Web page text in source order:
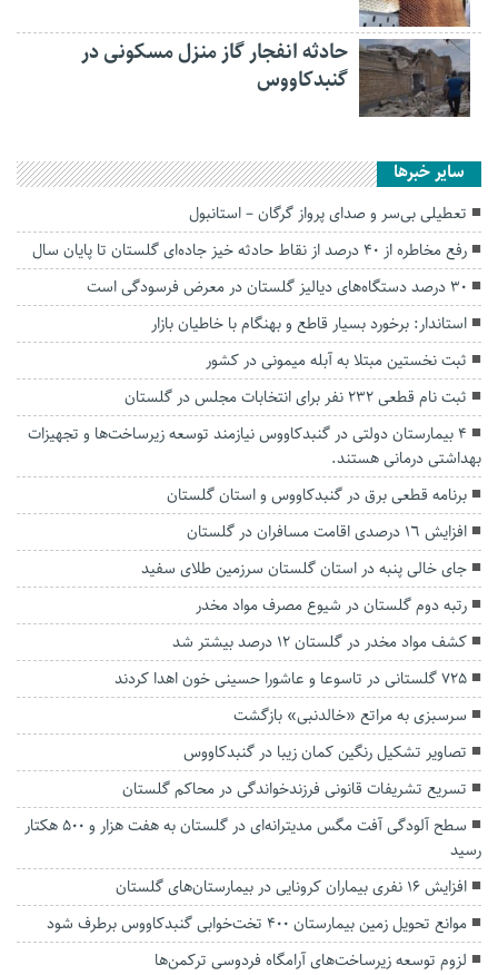
حادثه انفجار گاز منزل مسکونی در
گنبدکاووس
سایر خبرها
تعطیلی بی‌سر و صدای پرواز گرگان – استانبول
رفع مخاطره از ۴۰ درصد از نقاط حادثه خیز جاده‌ای گلستان تا پایان سال
۳۰ درصد دستگاه‌های دیالیز گلستان در معرض فرسودگی است
استاندار: برخورد بسیار قاطع و بهنگام با خاطیان بازار
ثبت نخستين مبتلا به آبله میمونی در کشور
ثبت نام قطعی ۲۳۲ نفر برای انتخابات مجلس در گلستان
۴ بیمارستان‌ دولتی در گنبدکاووس نیازمند توسعه زیرساخت‌ها و تجهیزات
بهداشتی درمانی هستند.
برنامه قطعی برق در گنبدکاووس و استان گلستان
افزایش ١٦ درصدی اقامت مسافران در گلستان
جای خالی پنبه در استان گلستان سرزمین طلای سفید
رتبه دوم گلستان در شیوع مصرف مواد مخدر
کشف مواد مخدر در گلستان ۱۲ درصد بیشتر شد
۷۲۵ گلستانی‌ در تاسوعا و عاشورا حسینی خون اهدا کردند
سرسبزی به مراتع «خالدنبی» بازگشت
تصاویر تشکیل رنگین کمان زیبا در‌ گنبدکاووس
تسریع تشریفات قانونی فرزندخواندگی در محاکم گلستان
سطح آلودگی آفت مگس مدیترانه‌ای در گلستان به هفت هزار و ۵۰۰ هکتار
رسید
افزایش ۱۶ نفری بیماران کرونایی در بیمارستان‌های گلستان
موانع تحویل زمین بیمارستان ۴۰۰ تخت‌خوابی گنبدکاووس برطرف شود
لزوم توسعه زیرساخت‌های آرامگاه فردوسی ترکمن‌ها